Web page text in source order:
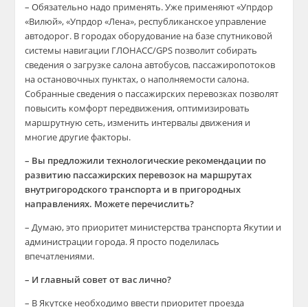
– Обязательно надо применять. Уже применяют «Упрдор
«Вилюй», «Упрдор «Лена», республиканское управление
автодорог. В городах оборудование на базе спутниковой
системы навигации ГЛОНАСС/GPS позволит собирать
сведения о загрузке салона автобусов, пассажиропотоков
на остановочных пунктах, о наполняемости салона.
Собранные сведения о пассажирских перевозках позволят
повысить комфорт передвижения, оптимизировать
маршрутную сеть, изменить интервалы движения и
многие другие факторы.
– Вы предложили технологические рекомендации по
развитию пассажирских перевозок на маршрутах
внутригородского транспорта и в пригородных
направлениях. Можете перечислить?
– Думаю, это приоритет министерства транспорта Якутии и
администрации города. Я просто поделилась
впечатлениями.
– И главный совет от вас лично?
– В Якутске необходимо ввести приоритет проезда